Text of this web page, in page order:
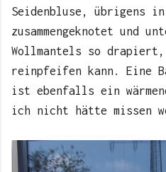
Seidenbluse, übrigens
zusammengeknotet und
Wollmantels so
reinpfeifen kann. Eine
ist ebenfalls ein
ich nicht hätte missen